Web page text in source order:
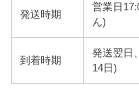
発送時期
営業日
ん)
到着時期
発送翌日
14日)